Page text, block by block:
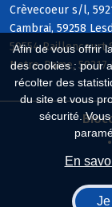
Afin de vous offrir
des cookies : pour
récolter des
du site et vous
sécurité.
En
Crèvecoeur s/l,
Cambrai, 59258
59554
Notre-Dame,